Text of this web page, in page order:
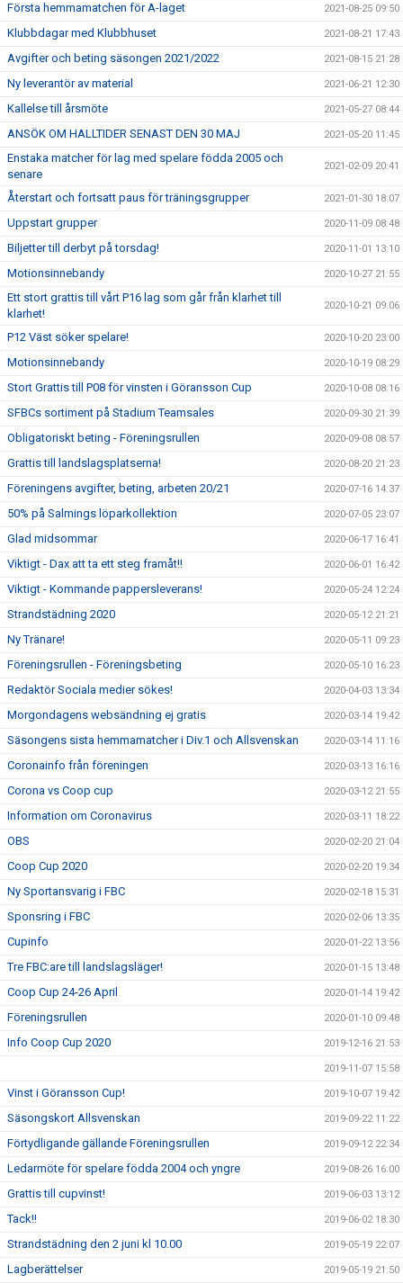
Första hemmamatchen för A-laget 2021-08-25 09:50
Klubbdagar med Klubbhuset 2021-08-21 17:43
Avgifter och beting säsongen 2021/2022 2021-08-15 21:28
Ny leverantör av material 2021-06-21 12:30
Kallelse till årsmöte 2021-05-27 08:44
ANSÖK OM HALLTIDER SENAST DEN 30 MAJ 2021-05-20 11:45
Enstaka matcher för lag med spelare födda 2005 och
senare
2021-02-09 20:41
Återstart och fortsatt paus för träningsgrupper 2021-01-30 18:07
Uppstart grupper 2020-11-09 08:48
Biljetter till derbyt på torsdag! 2020-11-01 13:10
Motionsinnebandy 2020-10-27 21:55
Ett stort grattis till vårt P16 lag som går från klarhet till
klarhet!
2020-10-21 09:06
P12 Väst söker spelare! 2020-10-20 23:00
Motionsinnebandy 2020-10-19 08:29
Stort Grattis till P08 för vinsten i Göransson Cup 2020-10-08 08:16
SFBCs sortiment på Stadium Teamsales 2020-09-30 21:39
Obligatoriskt beting - Föreningsrullen 2020-09-08 08:57
Grattis till landslagsplatserna! 2020-08-20 21:23
Föreningens avgifter, beting, arbeten 20/21 2020-07-16 14:37
50% på Salmings löparkollektion 2020-07-05 23:07
Glad midsommar 2020-06-17 16:41
Viktigt - Dax att ta ett steg framåt!! 2020-06-01 16:42
Viktigt - Kommande pappersleverans! 2020-05-24 12:24
Strandstädning 2020 2020-05-12 21:21
Ny Tränare! 2020-05-11 09:23
Föreningsrullen - Föreningsbeting 2020-05-10 16:23
Redaktör Sociala medier sökes! 2020-04-03 13:34
Morgondagens websändning ej gratis 2020-03-14 19:42
Säsongens sista hemmamatcher i Div.1 och Allsvenskan 2020-03-14 11:16
Coronainfo från föreningen 2020-03-13 16:16
Corona vs Coop cup 2020-03-12 21:55
Information om Coronavirus 2020-03-11 18:22
OBS 2020-02-20 21:04
Coop Cup 2020 2020-02-20 19:34
Ny Sportansvarig i FBC 2020-02-18 15:31
Sponsring i FBC 2020-02-06 13:35
Cupinfo 2020-01-22 13:56
Tre FBC:are till landslagsläger! 2020-01-15 13:48
Coop Cup 24-26 April 2020-01-14 19:42
Föreningsrullen 2020-01-10 09:48
Info Coop Cup 2020 2019-12-16 21:53
2019-11-07 15:58
Vinst i Göransson Cup! 2019-10-07 19:42
Säsongskort Allsvenskan 2019-09-22 11:22
Förtydligande gällande Föreningsrullen 2019-09-12 22:34
Ledarmöte för spelare födda 2004 och yngre 2019-08-26 16:00
Grattis till cupvinst! 2019-06-03 13:12
Tack!! 2019-06-02 18:30
Strandstädning den 2 juni kl 10.00 2019-05-19 22:07
Lagberättelser 2019-05-19 21:50